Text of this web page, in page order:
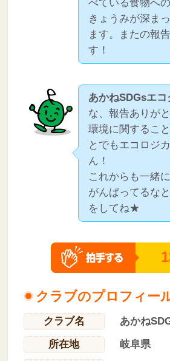
べている食物へ
きょうみが深ま
ます。またの報
す！
あかねSDGsエコ
な、報告ありがと
環境に関するこ
とでもエコロジ
ん！
これからも一緒
がんばってるな
をしてね★
クラブのプロフィー
クラブ名
あかね
所在地
岐阜県